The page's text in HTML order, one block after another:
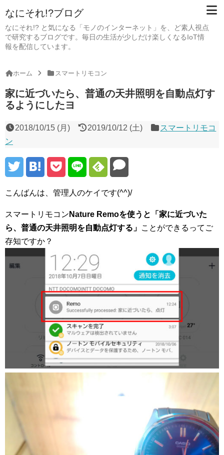
なにそれ!?ブログ
なにそれ!? と気になる「モノのインターネット」を、ど素人視点
で研究するブログです。毎日の生活が少しだけ楽しくなるIoT情
報を配信しています。
ホーム スマートリモコン
家に近づいたら、普通の天井照明を自動点灯す
るようにしたヨ
2018/10/15 (月) 2019/10/12 (土)
スマートリモコ
ン
こんばんは、管理人のケイです(^^)/
スマートリモコン Nature Remoを使うと「家に近づいた
ら、普通の天井照明を自動点灯する」 ことができるってご
存知ですか？